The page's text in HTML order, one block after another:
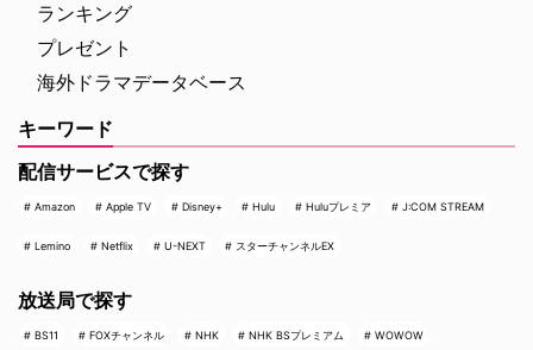
ランキング
プレゼント
海外ドラマデータベース
キーワード
配信サービスで探す
Amazon Apple TV Disney+ Hulu Huluプレミア J:COM STREAM
Lemino Netflix U-NEXT スターチャンネルEX
放送局で探す
BS11 FOXチャンネル NHK NHK BSプレミアム WOWOW